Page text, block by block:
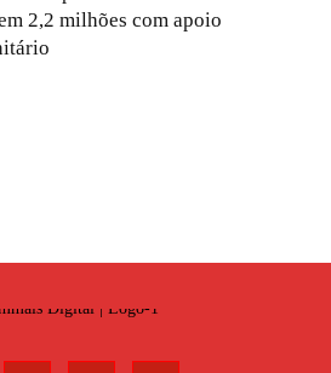
2,2 milhões com apoio